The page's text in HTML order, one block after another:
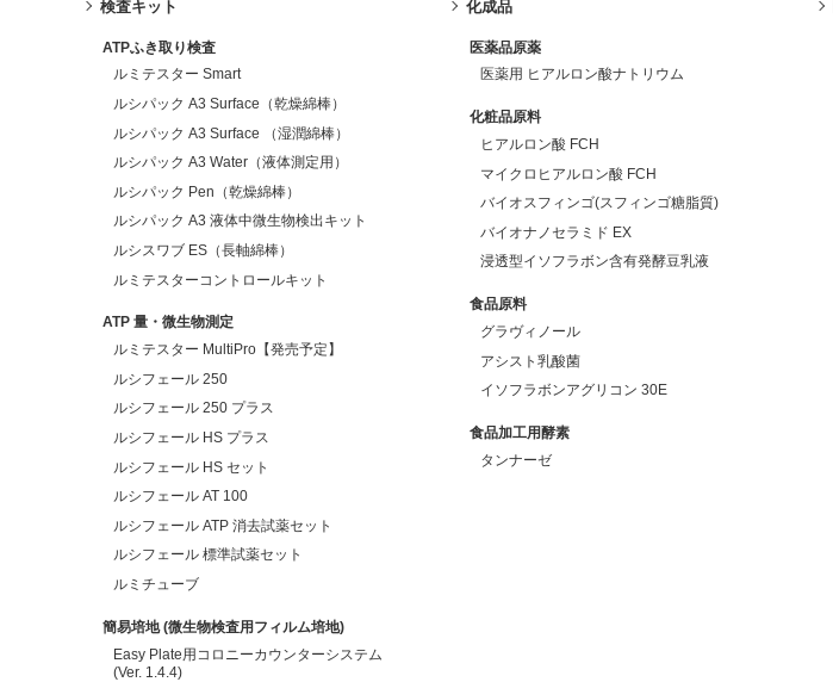
検査キット
ATPふき取り検査
ルミテスター Smart
ルシパック A3 Surface（乾燥綿棒）
ルシパック A3 Surface （湿潤綿棒）
ルシパック A3 Water（液体測定用）
ルシパック Pen（乾燥綿棒）
ルシパック A3 液体中微生物検出キット
ルシスワブ ES（長軸綿棒）
ルミテスターコントロールキット
ATP 量・微生物測定
ルミテスター MultiPro【発売予定】
ルシフェール 250
ルシフェール 250 プラス
ルシフェール HS プラス
ルシフェール HS セット
ルシフェール AT 100
ルシフェール ATP 消去試薬セット
ルシフェール 標準試薬セット
ルミチューブ
簡易培地 (微生物検査用フィルム培地)
Easy Plate用コロニーカウンターシステム
(Ver. 1.4.4)
化成品
医薬品原薬
医薬用 ヒアルロン酸ナトリウム
化粧品原料
ヒアルロン酸 FCH
マイクロヒアルロン酸 FCH
バイオスフィンゴ(スフィンゴ糖脂質)
バイオナノセラミド EX
浸透型イソフラボン含有発酵豆乳液
食品原料
グラヴィノール
アシスト乳酸菌
イソフラボンアグリコン 30E
食品加工用酵素
タンナーゼ